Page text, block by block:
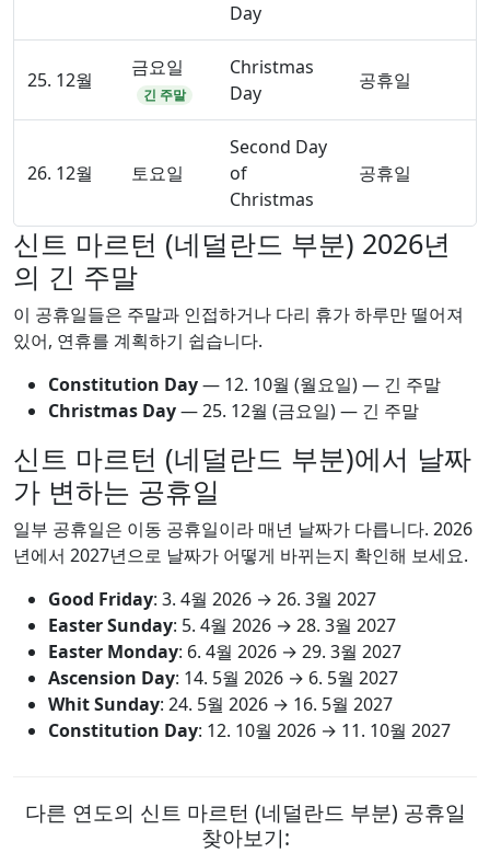
Day
25. 12월
금요일
긴 주말
Christmas
Day
공휴일
26. 12월 토요일
Second Day
of
Christmas
공휴일
신트 마르턴 (네덜란드 부분) 2026년
의 긴 주말
이 공휴일들은 주말과 인접하거나 다리 휴가 하루만 떨어져
있어, 연휴를 계획하기 쉽습니다.
Constitution Day— 12. 10월 (월요일) — 긴 주말
Christmas Day—25. 12월 (금요일) — 긴 주말
신트 마르턴 (네덜란드 부분)에서 날짜
가 변하는 공휴일
일부 공휴일은 이동 공휴일이라 매년 날짜가 다릅니다. 2026
년에서 2027년으로 날짜가 어떻게 바뀌는지 확인해 보세요.
Good Friday: 3. 4월 2026 → 26. 3월 2027
Easter Sunday: 5. 4월 2026 → 28. 3월 2027
Easter Monday: 6. 4월 2026 → 29. 3월 2027
Ascension Day: 14. 5월 2026 → 6. 5월 2027
Whit Sunday: 24. 5월 2026 → 16. 5월 2027
Constitution Day: 12. 10월 2026 → 11. 10월 2027
다른 연도의 신트 마르턴 (네덜란드 부분) 공휴일
찾아보기: